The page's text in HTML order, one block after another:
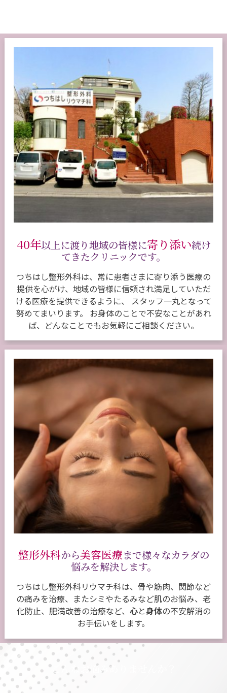
40年以上に渡り地域の皆様に寄り添い続け
てきたクリニックです。
つちはし整形外科は、常に患者さまに寄り添う医療の
提供を心がけ、地域の皆様に信頼され満足していただ
ける医療を提供できるように、 スタッフ一丸となって
努めてまいります。 お身体のことで不安なことがあれ
ば、どんなことでもお気軽にご相談ください。
整形外科から美容医療まで様々なカラダの
悩みを解決します。
つちはし整形外科リウマチ科は、骨や筋肉、関節など
の痛みを治療、またシミやたるみなど肌のお悩み、老
化防止、肥満改善の治療など、 心と身体の不安解消の
お手伝いをします。
こんなお悩みありませんか？